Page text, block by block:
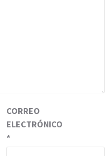
CORREO
ELECTRÓNICO
*